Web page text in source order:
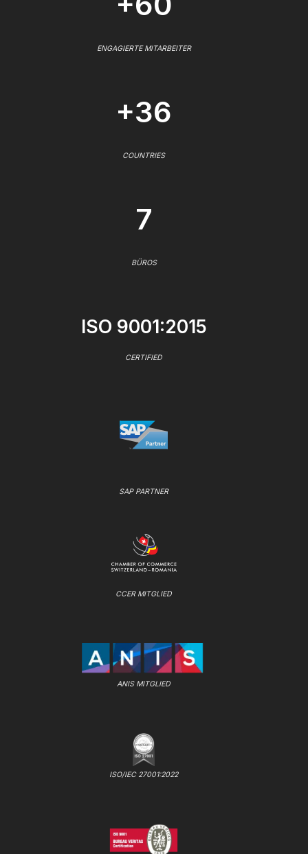
ENGAGIERTE MITARBEITER
+36
COUNTRIES
7
BÜROS
ISO 9001:2015
CERTIFIED
SAP PARTNER
CCER MITGLIED
ANIS MITGLIED
ISO/IEC 27001:2022